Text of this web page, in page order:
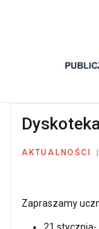
AKTUALNOŚCI
Zapraszamy